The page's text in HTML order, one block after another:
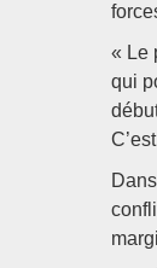
« Le
qui